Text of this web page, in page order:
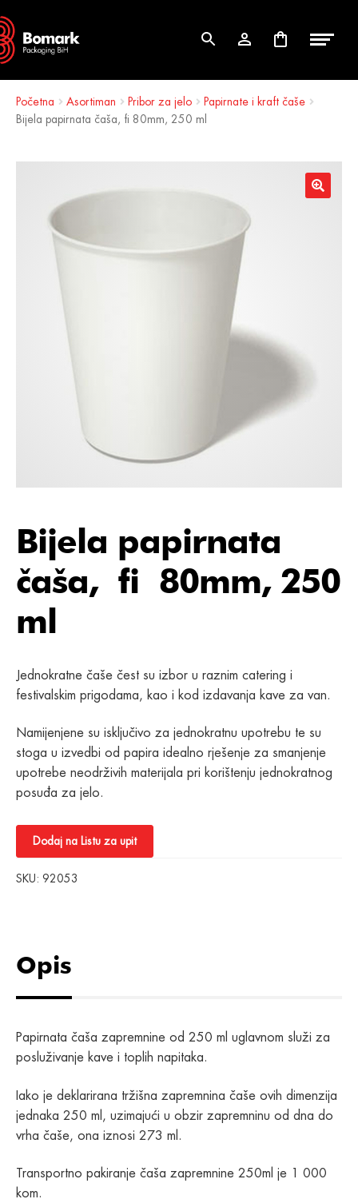
Skip
to
navigation
Skip
to
content
Početna Asortiman Pribor za jelo
Papirnate i kraft čaše
Bijela papirnata čaša, fi 80mm, 250 ml
Bijela papirnata
čaša, fi 80mm, 250
ml
Jednokratne čaše čest su izbor u raznim catering i
festivalskim prigodama, kao i kod izdavanja kave za van.
Namijenjene su isključivo za jednokratnu upotrebu te su
stoga u izvedbi od papira idealno rješenje za smanjenje
upotrebe neodrživih materijala pri korištenju jednokratnog
posuđa za jelo.
Dodaj na Listu za upit
SKU: 92053
Opis
Papirnata čaša zapremnine od 250 ml uglavnom služi za
posluživanje kave i toplih napitaka.
Iako je deklarirana tržišna zapremnina čaše ovih dimenzija
jednaka 250 ml, uzimajući u obzir zapremninu od dna do
vrha čaše, ona iznosi 273 ml.
Transportno pakiranje čaša zapremnine 250ml je 1 000
kom.